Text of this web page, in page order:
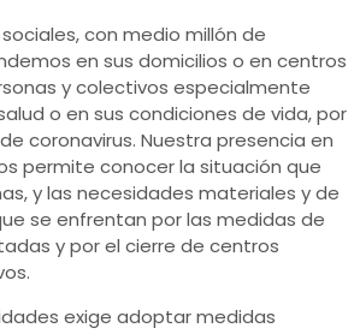
con medio millón de
en sus domicilios o en centros
y colectivos especialmente
o en sus condiciones de vida, por
coronavirus. Nuestra presencia en
permite conocer la situación que
y las necesidades materiales y de
se enfrentan por las medidas de
y por el cierre de centros
exige adoptar medidas